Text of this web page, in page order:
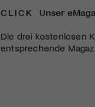
CLICK Unser
Die drei kostenlosen
entsprechende